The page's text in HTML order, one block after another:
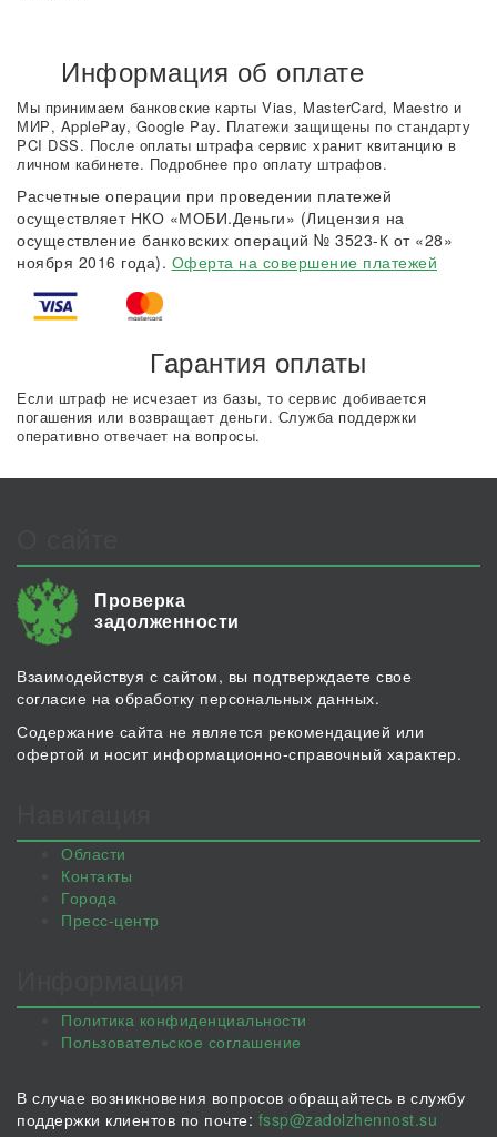
Информация об оплате
Мы принимаем банковские карты Vias, MasterCard, Maestro и
МИР, ApplePay, Google Pay. Платежи защищены по стандарту
PCI DSS. После оплаты штрафа сервис хранит квитанцию в
личном кабинете. Подробнее про оплату штрафов.
Расчетные операции при проведении платежей
осуществляет НКО «МОБИ.Деньги» (Лицензия на
осуществление банковских операций № 3523-К от «28»
ноября 2016 года). Оферта на совершение платежей
Гарантия оплаты
Если штраф не исчезает из базы, то сервис добивается
погашения или возвращает деньги. Служба поддержки
оперативно отвечает на вопросы.
Проверка
задолженности
Взаимодействуя с сайтом, вы подтверждаете свое
согласие на обработку персональных данных.
Содержание сайта не является рекомендацией или
офертой и носит информационно-справочный характер.
Области
Контакты
Города
Пресс-центр
Политика конфиденциальности
Пользовательское соглашение
В случае возникновения вопросов обращайтесь в службу
поддержки клиентов по почте: fssp@zadolzhennost.su